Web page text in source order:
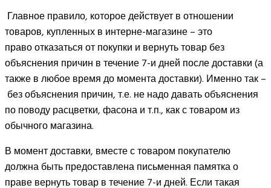
Главное правило, которое действует в отношении
товаров, купленных в интерне-магазине – это
право отказаться от покупки и вернуть товар без
объяснения причин в течение 7-и дней после доставки (а
также в любое время до момента доставки). Именно так –
без объяснения причин, т.е. не надо давать объяснения
по поводу расцветки, фасона и т.п., как с товаром из
обычного магазина.
В момент доставки, вместе с товаром покупателю
должна быть предоставлена письменная памятка о
праве вернуть товар в течение 7-и дней. Если такая